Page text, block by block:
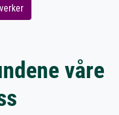
våre